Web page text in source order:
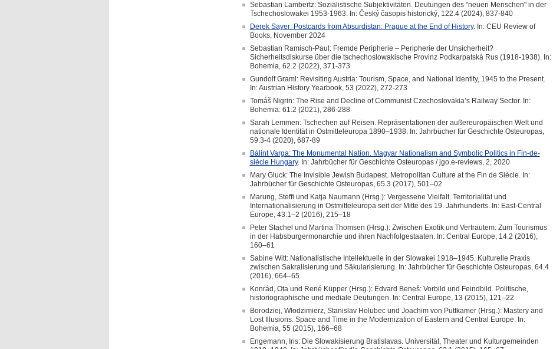
Sebastian Lambertz: Sozialistische Subjektivitäten. Deutungen des "neuen Menschen" in der
Tschechoslowakei 1953-1963. In: Český časopis historický, 122.4 (2024), 837-840
Derek Sayer: Postcards from Absurdistan: Prague at the End of History. In: CEU Review of
Books, November 2024
Sebastian Ramisch-Paul: Fremde Peripherie – Peripherie der Unsicherheit?
Sicherheitsdiskurse über die tschechoslowakische Provinz Podkarpatská Rus (1918-1938). In:
Bohemia, 62.2 (2022), 371-373
Gundolf Graml: Revisiting Austria: Tourism, Space, and National Identity, 1945 to the Present.
In: Austrian History Yearbook, 53 (2022), 272-273
Tomáš Nigrin: The Rise and Decline of Communist Czechoslovakia’s Railway Sector. In:
Bohemia: 61.2 (2021), 286-288
Sarah Lemmen: Tschechen auf Reisen. Repräsentationen der außereuropäischen Welt und
nationale Identität in Ostmitteleuropa 1890–1938. In: Jahrbücher für Geschichte Osteuropas,
59.3-4 (2020), 687-89
Bálint Varga: The Monumental Nation. Magyar Nationalism and Symbolic Politics in Fin-de-
siècle Hungary. In: Jahrbücher für Geschichte Osteuropas / jgo.e-reviews, 2, 2020
Mary Gluck: The Invisible Jewish Budapest. Metropolitan Culture at the Fin de Siècle. In:
Jahrbücher für Geschichte Osteuropas, 65.3 (2017), 501–02
Marung, Steffi und Katja Naumann (Hrsg.): Vergessene Vielfalt. Territorialität und
Internationalisierung in Ostmitteleuropa seit der Mitte des 19. Jahrhunderts. In: East-Central
Europe, 43.1–2 (2016), 215–18
Peter Stachel und Martina Thomsen (Hrsg.): Zwischen Exotik und Vertrautem: Zum Tourismus
in der Habsburgermonarchie und ihren Nachfolgestaaten. In: Central Europe, 14.2 (2016),
160–61
Sabine Witt: Nationalistische Intellektuelle in der Slowakei 1918–1945. Kulturelle Praxis
zwischen Sakralisierung und Säkularisierung. In: Jahrbücher für Geschichte Osteuropas, 64.4
(2016), 664–65
Konrád, Ota und René Küpper (Hrsg.): Edvard Beneš: Vorbild und Feindbild. Politische,
historiographische und mediale Deutungen. In: Central Europe, 13 (2015), 121–22
Borodziej, Włodzimierz, Stanislav Holubec und Joachim von Puttkamer (Hrsg.): Mastery and
Lost Illusions. Space and Time in the Modernization of Eastern and Central Europe. In:
Bohemia, 55 (2015), 166–68
Engemann, Iris: Die Slowakisierung Bratislavas. Universität, Theater und Kulturgemeinden